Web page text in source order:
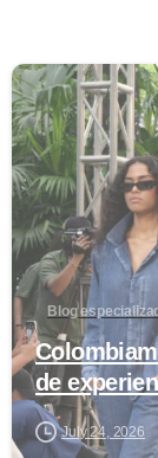
Blog
de
July 24, 2026